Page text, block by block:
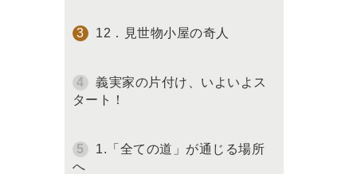
12．見世物小屋の奇人
義実家の片付け、いよいよス
タート！
1.「全ての道」が通じる場所
へ